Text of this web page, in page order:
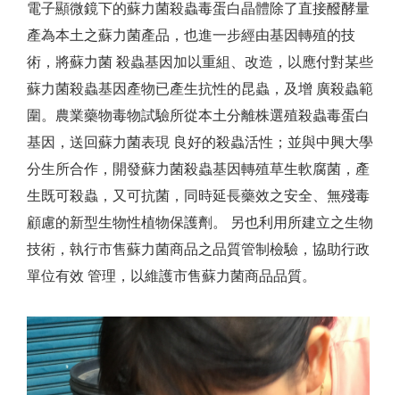
電子顯微鏡下的蘇力菌殺蟲毒蛋白晶體除了直接醱酵量
產為本土之蘇力菌產品，也進一步經由基因轉殖的技
術，將蘇力菌 殺蟲基因加以重組、改造，以應付對某些
蘇力菌殺蟲基因產物已產生抗性的昆蟲，及增 廣殺蟲範
圍。農業藥物毒物試驗所從本土分離株選殖殺蟲毒蛋白
基因，送回蘇力菌表現 良好的殺蟲活性；並與中興大學
分生所合作，開發蘇力菌殺蟲基因轉殖草生軟腐菌，產
生既可殺蟲，又可抗菌，同時延長藥效之安全、無殘毒
顧慮的新型生物性植物保護劑。 另也利用所建立之生物
技術，執行市售蘇力菌商品之品質管制檢驗，協助行政
單位有效 管理，以維護市售蘇力菌商品品質。